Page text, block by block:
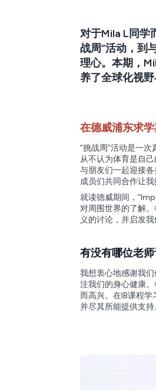
对于Mila L同学
战周”活动，到
理心。本期，
养了全球化视野
在德威浦东求
“挑战周”活动是一
从不认为体育是自
与朋友们一起迎接
成员们共同合作让
就读德威期间，
对周围世界的了解
义的讨论，并启发
有没有哪位老
我想衷心地感谢我
注我们的身心健康
而高兴。在IB课程
并尽其所能提供支